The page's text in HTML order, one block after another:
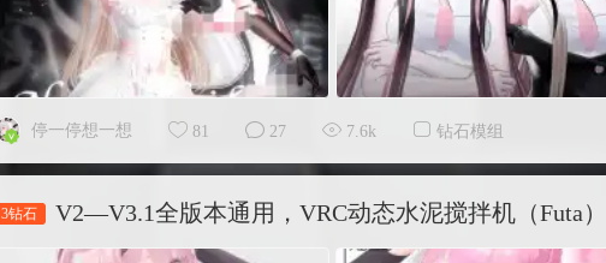
停一停想一想 81 27 7.6k 钻石模组
3钻石 V2—V3.1全版本通用，VRC动态水泥搅拌机（Futa）